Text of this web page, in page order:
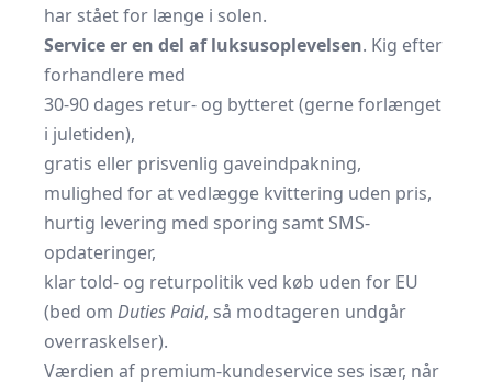
har stået for længe i solen.
Service er en del af luksus­oplevelsen. Kig efter
forhandlere med
30-90 dages retur- og bytteret (gerne forlænget
i juletiden),
gratis eller prisvenlig gaveindpakning,
mulighed for at vedlægge kvittering uden pris,
hurtig levering med sporing samt SMS-
opdateringer,
klar told- og returpolitik ved køb uden for EU
(bed om Duties Paid, så modtageren undgår
overraskelser).
Værdien af premium-kundeservice ses især, når